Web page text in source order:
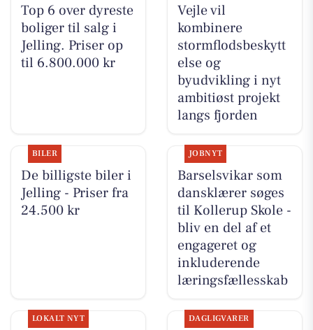
Top 6 over dyreste
boliger til salg i
Jelling. Priser op
til 6.800.000 kr
Vejle vil
kombinere
stormflodsbeskytt
else og
byudvikling i nyt
ambitiøst projekt
langs fjorden
BILER
De billigste biler i
Jelling - Priser fra
24.500 kr
JOBNYT
Barselsvikar som
dansklærer søges
til Kollerup Skole -
bliv en del af et
engageret og
inkluderende
læringsfællesskab
LOKALT NYT DAGLIGVARER